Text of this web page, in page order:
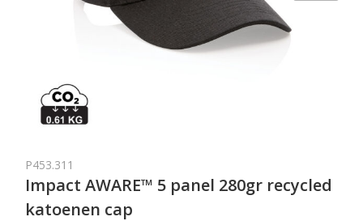
P453.311
Impact AWARE™ 5 panel 280gr recycled
katoenen cap